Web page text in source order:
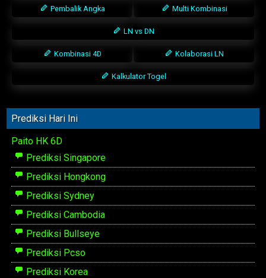
Pembalik Angka Multi Kombinasi
LN vs DN
Kombinasi 4D Kolaborasi LN
Kalkulator Togel
Prediksi Hari Ini
Paito HK 6D
Prediksi Singapore
Prediksi Hongkong
Prediksi Sydney
Prediksi Cambodia
Prediksi Bullseye
Prediksi Pcso
Prediksi Korea